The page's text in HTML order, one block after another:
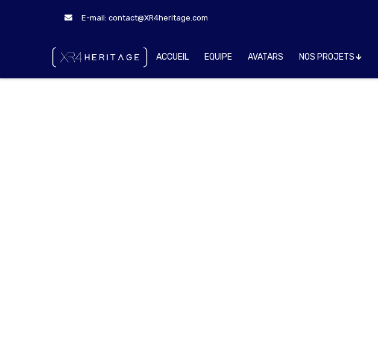
E-mail:contact@XR4heritage.com
ACCUEIL EQUIPE AVATARS NOS PROJETS